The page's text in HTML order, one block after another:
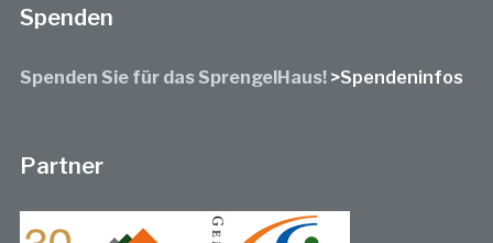
Spenden
Spenden Sie für das SprengelHaus! >Spendeninfos
Partner